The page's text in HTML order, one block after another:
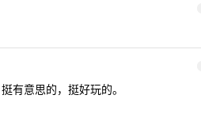
有意思的，挺好玩的。